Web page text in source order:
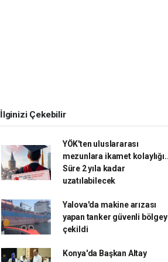
İlginizi Çekebilir
YÖK'ten uluslararası
mezunlara ikamet
Süre 2 yıla kadar
uzatılabilecek
Yalova'da makine arızası
yapan tanker güvenli
çekildi
Konya'da Başkan Altay